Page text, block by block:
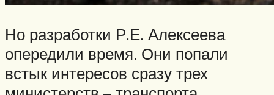
Но разработки Р.Е. Алексеева
опередили время. Они попали
встык интересов сразу трех